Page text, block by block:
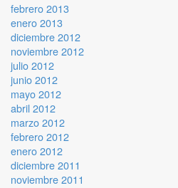
febrero 2013
enero 2013
diciembre 2012
noviembre 2012
julio 2012
junio 2012
mayo 2012
abril 2012
marzo 2012
febrero 2012
enero 2012
diciembre 2011
noviembre 2011